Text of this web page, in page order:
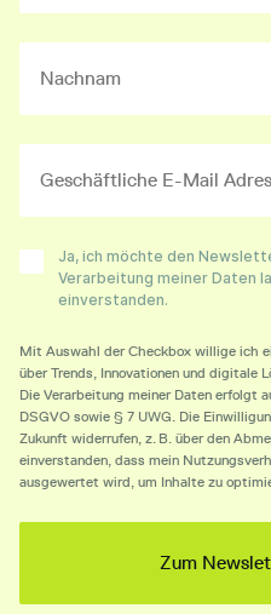
Ja, ich möchte den
Verarbeitung meiner Daten
einverstanden.
Mit Auswahl der Checkbox willige ich
über Trends, Innovationen und digitale
Die Verarbeitung meiner Daten erfolgt
DSGVO sowie § 7 UWG. Die
Zukunft widerrufen, z. B. über den
einverstanden, dass mein
ausgewertet wird, um Inhalte zu